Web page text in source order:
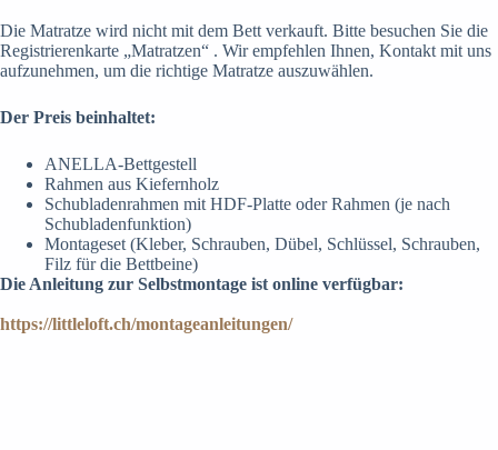
Die Matratze wird nicht mit dem Bett verkauft. Bitte besuchen Sie die
Registrierenkarte „Matratzen“ . Wir empfehlen Ihnen, Kontakt mit uns
aufzunehmen, um die richtige Matratze auszuwählen.
Der Preis beinhaltet:
ANELLA-Bettgestell
Rahmen aus Kiefernholz
Schubladenrahmen mit HDF-Platte oder Rahmen (je nach
Schubladenfunktion)
Montageset (Kleber, Schrauben, Dübel, Schlüssel, Schrauben,
Filz für die Bettbeine)
Die Anleitung zur Selbstmontage ist online verfügbar:
https://littleloft.ch/montageanleitungen/